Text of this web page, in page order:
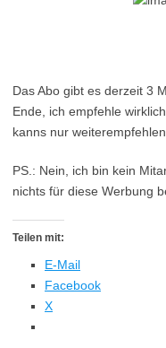
Das Abo gibt es derzeit 3
Ende, ich empfehle
kanns nur
PS.: Nein, ich bin kein
nichts für diese Werbung
Teilen mit:
E-Mail
Facebook
X